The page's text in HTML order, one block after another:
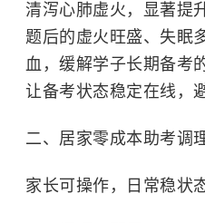
清泻心肺虚火，显著提
题后的虚火旺盛、失眠
血，缓解学子长期备考
让备考状态稳定在线，
二、居家零成本助考调
家长可操作，日常稳状